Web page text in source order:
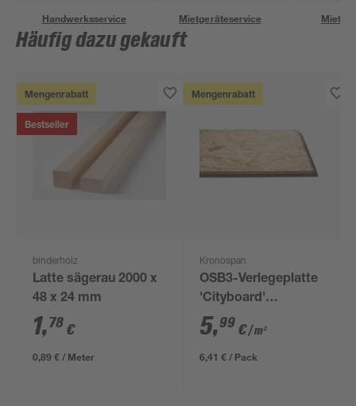
Handwerksservice Mietgeräteservice
Häufig dazu gekauft
Mengenrabatt
Bestseller
binderholz
Latte sägerau 2000 x
48 x 24 mm
1,78 €
0,89 € / Meter
Mengenrabatt
Kronospan
OSB3-Verlegeplatte
'Cityboard'
ungeschliffen 1690 x
634 x 12 mm
5,99 €/ m²
6,41 € / Pack